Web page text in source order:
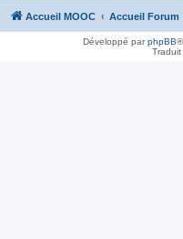
Accueil MOOC Accueil Forum
Développé parphpBB